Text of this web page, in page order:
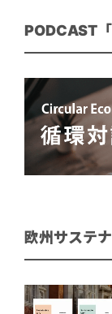
PODCAST
欧州サステ